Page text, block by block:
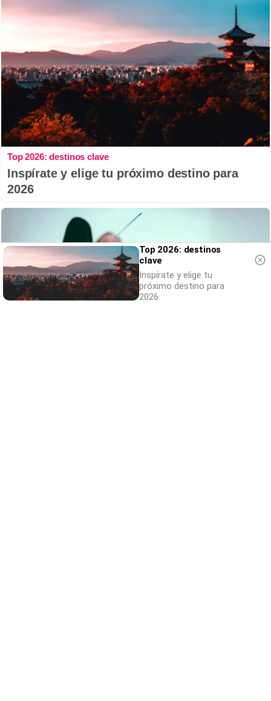
Top 2026: destinos clave
Inspírate y elige tu próximo destino para
2026
Top 2026: destinos
clave
Inspírate y elige tu
próximo destino para
2026